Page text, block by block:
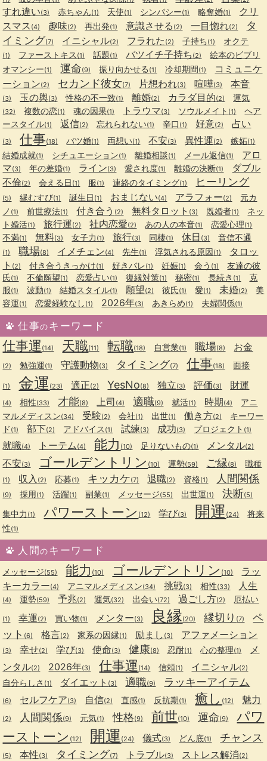
すれ違い(3) 赤ちゃん(1) 天使(1) シンパシー(1) 略奪婚(1)
クリ
スマス (4) 趣味(2) 再出発(1) 意識させる (2) 一目惚れ(2)
タ
イミング(7) イニシャル(2) フラれた (2) 子持ち(1) オクテ
(1) ファーストキス (1) 話題(1) バツイチ子持ち (2)
絵本のビブリ
オマンシー(1) 運命(9) 振り向かせる (1) 冷却期間(1)
コミュニケ
ーション(2) セカンド彼女(7) 片想われ(3) 喧嘩(3) 本音
(3) 玉の輿(3) 性格の不一致(1) 離婚(2) カラダ目的(2) 運気
(32) 複数の恋(1) 魂の因果(1) トラウマ(3) ソウルメイト (1)
ヘア
ースタイル(1) 返信(2) 忘れられない(1) 辛口 (1) 好意(2) 占い
(3) 仕事(18) バツ婚(1) 両想い(1) 不安(3) 異性運(2) 嫉妬(1)
結婚成就(1) シチュエーション(1) 離婚相談(1) メール返信(1)
アロ
マ(3) 年の差婚(1) ライン(3) 愛され度(1) 離婚の決断(1)
ダブル
不倫(2) 会える日 (1) 服(1) 連絡のタイミング(1) ヒーリング
(5) 縁むすび(1) 誕生日 (1) おまじない(4) アラフォー(2)
元カ
ノ (1) 前世療法(1) 付き合う (2) 無料タロット (3) 既婚者(1)
ネッ
ト婚活(1) 旅行運(2) 社内恋愛(2) あの人の本音(1) 恋愛心理(1)
不満(1) 無料(3) 女子力 (1) 旅行(3) 同棲(1) 休日 (3) 音信不通
(1) 職場(8) イメチェン(4) 先生(1) 浮気される原因(1)
タロッ
ト (2) 付き合うきっかけ(1) 好きバレ(1) 妊娠(1) 会う (1)
友達の彼
氏(1) 不倫願望(1) 恋愛占い(1) 復縁対策(1) 秘密(1) 長続き (1)
克
服(1) 波動(1) 結婚スタイル(1) 願望(2) 彼氏(1) 愛(1) 未婚(2)
美
容運(1) 恋愛経験なし (1) 2026年(3) あきらめ(1) 夫婦関係(1)
仕事のキーワード
仕事運 (14) 天職(11) 転職(18) 自営業(1) 職場(8) お金
(2) 勉強運(1) 守護動物(3) タイミング(7) 仕事(18) 面接
(1) 金運 (23) 適正(2) YesNo(8) 独立(3) 評価(3) 財運
(4) 相性(33) 才能(8) 上司 (4) 適職(9) 就活(1) 時期(4)
アニ
マルメディスン(34) 受験(2) 会社(1) 出世(1) 働き方(2)
キーワー
ド (1) 部下(2) アドバイス (1) 試練(3) 成功(3) プロジェクト (1)
就職(4) トーテム (4) 能力 (10) 足りないもの(1) メンタル(2)
不安(3) ゴールデントリン (10) 運勢(59) ご縁(8) 職種
(1) 収入 (2) 応募(1) キッカケ(7) 退職(2) 資格(1) 人間関係
(9) 採用(1) 活躍(1) 副業(1) メッセージ(55) 出世運(1) 決断(5)
集中力 (1) パワーストーン (12) 学び(3) 開運 (24)
将来
性(1)
人間のキーワード
メッセージ(55) 能力 (10) ゴールデントリン (10)
ラッ
キーカラー(4) アニマルメディスン(34) 挑戦(3) 相性(33) 人生
(4) 運勢(59) 予兆(2) 運気(32) 出会い(72) 過ごし方(2) 厄払い
(1) 幸運(2) 買い物(1) メンター(3) 良縁(20) 縁切り (7)
ペ
ット (6) 格言(2) 家系の因縁(1) 励まし (3) アファメーション
(3) 幸せ(2) 学び(3) 使命(3) 健康(8) 忍耐(1) 心の整理(1)
メ
ンタル(2) 2026年(3) 仕事運 (14) 信頼(1) イニシャル(2)
自分らしさ (1) ダイエット (3) 適職(9) ラッキーアイテム
(6) セルフケア(3) 自信(2) 直感(1) 反抗期(1) 癒し (12) 魅力
(2) 人間関係(9) 元気(1) 性格(9) 前世(10) 運命(9)
パワ
ーストーン (12) 開運 (24) 儀式(3) どん底(1) チャンス
(5) 本性(3) タイミング(7) トラブル(3) ストレス解消(2)